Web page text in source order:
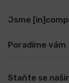
Jsme
Poradíme vám
Staňte se